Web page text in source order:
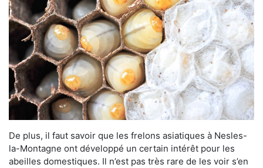
De plus, il faut savoir que les frelons asiatiques à Nesles-
la-Montagne ont développé un certain intérêt pour les
abeilles domestiques. Il n’est pas très rare de les voir s’en